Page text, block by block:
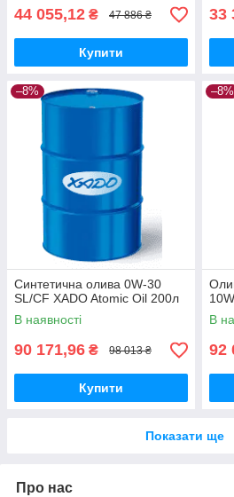
44 055,12 ₴ 47 886 ₴
Купити
33
–8%
Синтетична олива 0W-30
SL/CF XADO Atomic Oil 200л
В наявності
90 171,96 ₴ 98 013 ₴
Купити
–8%
В
92
Показати ще
Про нас